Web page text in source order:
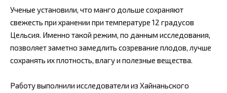
Ученые установили, что манго дольше сохраняют
свежесть при хранении при температуре 12 градусов
Цельсия. Именно такой режим, по данным исследования,
позволяет заметно замедлить созревание плодов, лучше
сохранять их плотность, влагу и полезные вещества.
Работу выполнили исследователи из Хайнаньского